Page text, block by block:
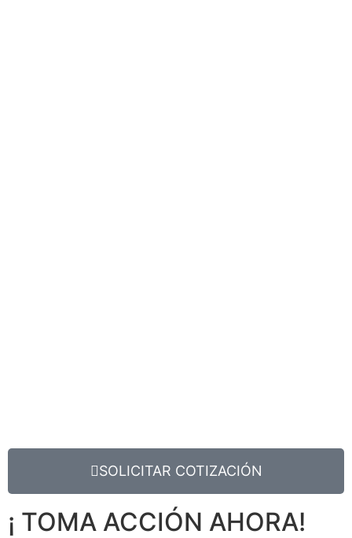
SOLICITAR COTIZACIÓN
¡ TOMA ACCIÓN AHORA!